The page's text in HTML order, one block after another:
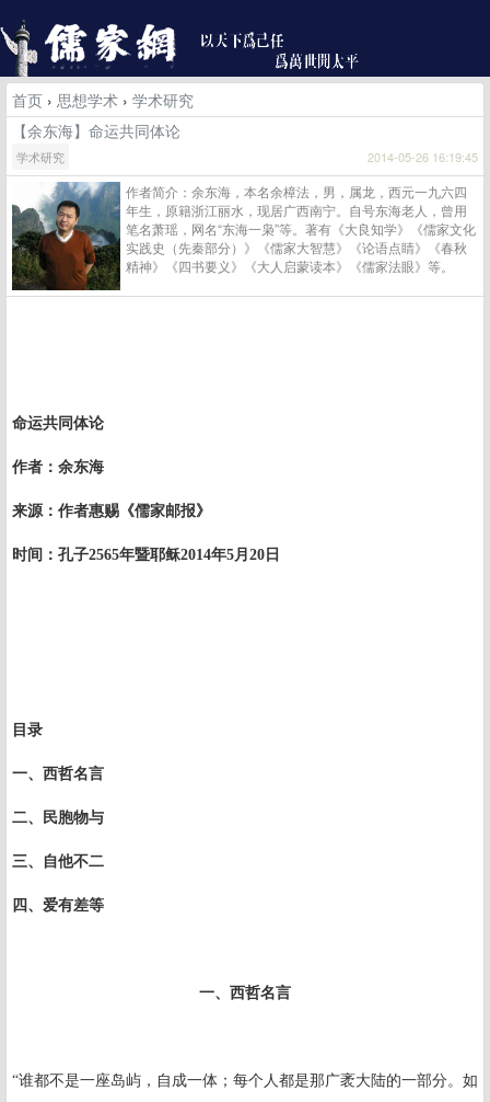
首页 › 思想学术 › 学术研究
【余东海】命运共同体论
学术研究 2014-05-26 16:19:45
作者简介：余东海，本名余樟法，男，属龙，西元一九六四
年生，原籍浙江丽水，现居广西南宁。自号东海老人，曾用
笔名萧瑶，网名“东海一枭”等。著有《大良知学》《儒家文化
实践史（先秦部分）》《儒家大智慧》《论语点睛》《春秋
精神》《四书要义》《大人启蒙读本》《儒家法眼》等。
命运共同体论
作者： 余东海
来源：作者惠赐《儒家邮报》
时间：孔子2565年暨耶稣2014年5月 20 日
目录
一、西哲名言
二、民胞物与
三、自他不二
四、爱有差等
一、西哲名言
“谁都不是一座岛屿，自成一体；每个人都是那广袤大陆的一部分。如